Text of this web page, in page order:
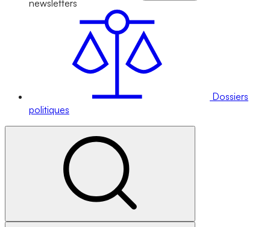
newsletters
Dossiers
politiques